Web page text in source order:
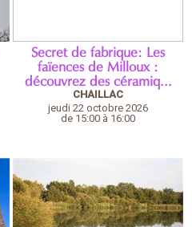
Secret de fabrique: Les
faïences de Milloux :
découvrez des céramiq...
CHAILLAC
jeudi 22 octobre 2026
de 15:00 à 16:00